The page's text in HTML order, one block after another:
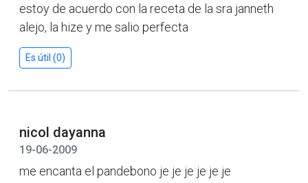
estoy de acuerdo con la receta de la sra janneth
alejo, la hize y me salio perfecta
Es útil (0)
nicol dayanna
19-06-2009
me encanta el pandebono je je je je je je